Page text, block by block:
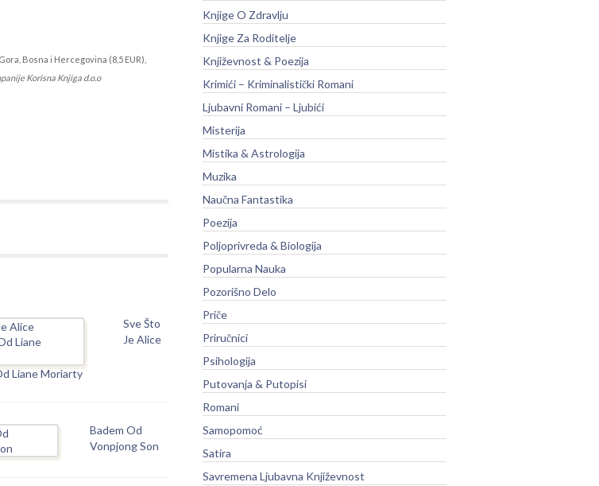
Bosna i Hercegovina (8,5 EUR),
Korisna Knjiga d.o.o
Sve Što
Je Alice
Liane Moriarty
Badem Od
Vonpjong Son
Knjige O Zdravlju
Knjige Za Roditelje
Književnost & Poezija
Krimići – Kriminalistički Romani
Ljubavni Romani – Ljubići
Misterija
Mistika & Astrologija
Muzika
Naučna Fantastika
Poezija
Poljoprivreda & Biologija
Popularna Nauka
Pozorišno Delo
Priče
Priručnici
Psihologija
Putovanja & Putopisi
Romani
Samopomoć
Satira
Savremena Ljubavna Književnost